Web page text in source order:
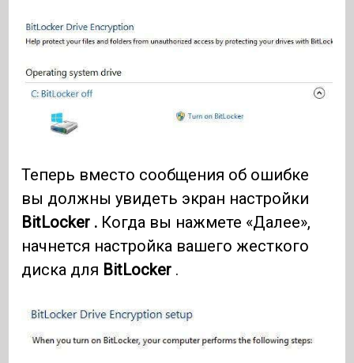
Теперь вместо сообщения об ошибке
вы должны увидеть экран настройки
BitLocker . Когда вы нажмете «Далее»,
начнется настройка вашего жесткого
диска для BitLocker .